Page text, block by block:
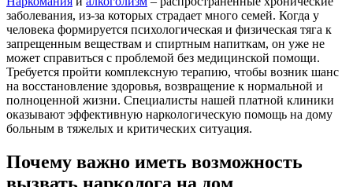
заболевания, из-за которых страдает много семей. Когда у
человека формируется психологическая и физическая тяга к
запрещенным веществам и спиртным напиткам, он уже не
может справиться с проблемой без медицинской помощи.
Требуется пройти комплексную терапию, чтобы возник шанс
на восстановление здоровья, возвращение к нормальной и
полноценной жизни. Специалисты нашей платной клиники
оказывают эффективную наркологическую помощь на дому
больным в тяжелых и критических ситуация.
Почему важно иметь возможность